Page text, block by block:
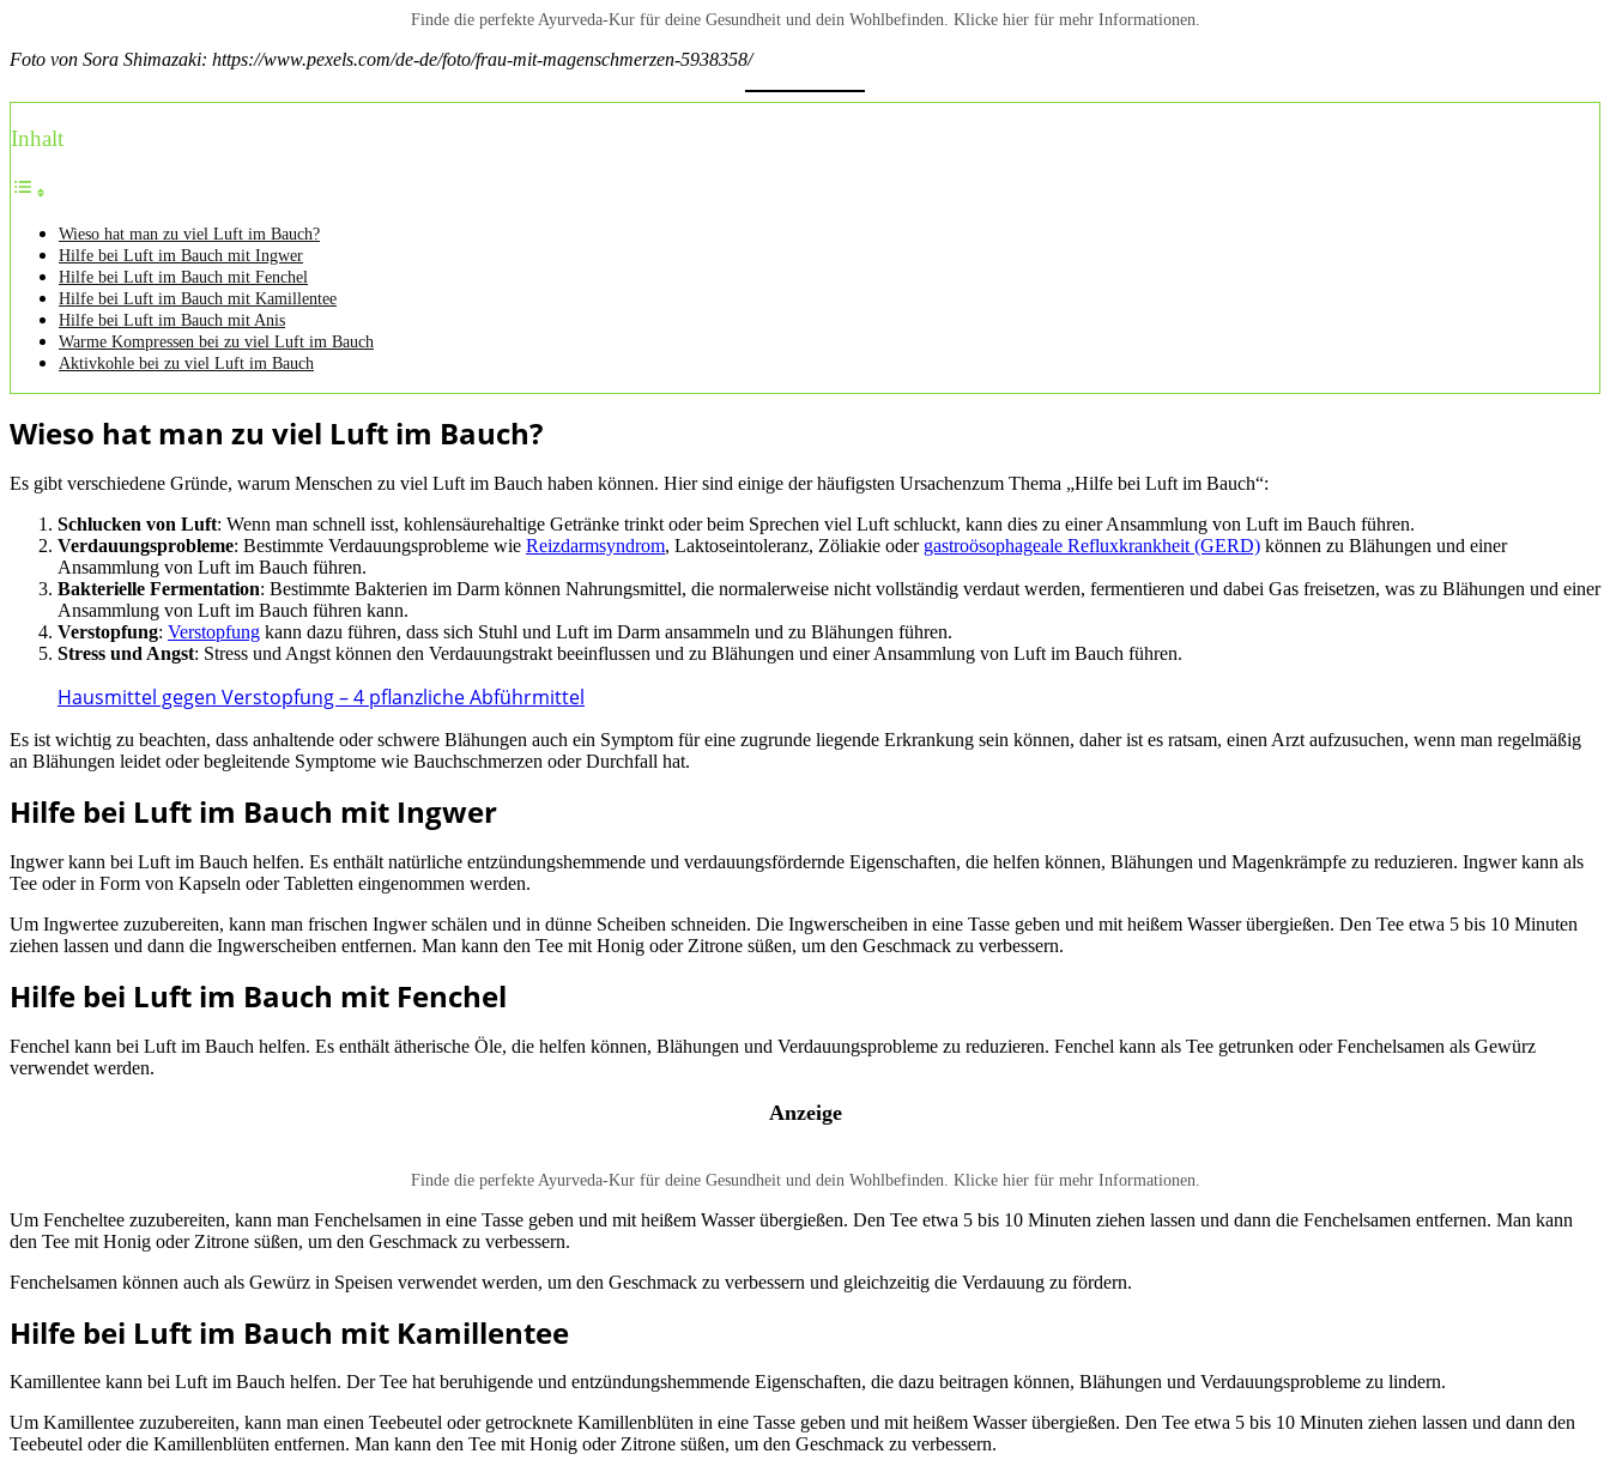
Finde die perfekte Ayurveda-Kur für deine Gesundheit und dein Wohlbefinden. Klicke hier für mehr Informationen.
Foto von Sora Shimazaki: https://www.pexels.com/de-de/foto/frau-mit-magenschmerzen-5938358/
Inhalt
Wieso hat man zu viel Luft im Bauch?
Hilfe bei Luft im Bauch mit Ingwer
Hilfe bei Luft im Bauch mit Fenchel
Hilfe bei Luft im Bauch mit Kamillentee
Hilfe bei Luft im Bauch mit Anis
Warme Kompressen bei zu viel Luft im Bauch
Aktivkohle bei zu viel Luft im Bauch
Wieso hat man zu viel Luft im Bauch?
Es gibt verschiedene Gründe, warum Menschen zu viel Luft im Bauch haben können. Hier sind einige der häufigsten Ursachenzum Thema „Hilfe bei Luft im Bauch“:
Schlucken von Luft: Wenn man schnell isst, kohlensäurehaltige Getränke trinkt oder beim Sprechen viel Luft schluckt, kann dies zu einer Ansammlung von Luft im Bauch führen.
Verdauungsprobleme: Bestimmte Verdauungsprobleme wie Reizdarmsyndrom, Laktoseintoleranz, Zöliakie oder gastroösophageale Refluxkrankheit (GERD) können zu Blähungen und einer
Ansammlung von Luft im Bauch führen.
Bakterielle Fermentation: Bestimmte Bakterien im Darm können Nahrungsmittel, die normalerweise nicht vollständig verdaut werden, fermentieren und dabei Gas freisetzen, was zu Blähungen und einer
Ansammlung von Luft im Bauch führen kann.
Verstopfung: Verstopfung kann dazu führen, dass sich Stuhl und Luft im Darm ansammeln und zu Blähungen führen.
Stress und Angst: Stress und Angst können den Verdauungstrakt beeinflussen und zu Blähungen und einer Ansammlung von Luft im Bauch führen.
Hausmittel gegen Verstopfung – 4 pflanzliche Abführmittel
Es ist wichtig zu beachten, dass anhaltende oder schwere Blähungen auch ein Symptom für eine zugrunde liegende Erkrankung sein können, daher ist es ratsam, einen Arzt aufzusuchen, wenn man regelmäßig
an Blähungen leidet oder begleitende Symptome wie Bauchschmerzen oder Durchfall hat.
Hilfe bei Luft im Bauch mit Ingwer
Ingwer kann bei Luft im Bauch helfen. Es enthält natürliche entzündungshemmende und verdauungsfördernde Eigenschaften, die helfen können, Blähungen und Magenkrämpfe zu reduzieren. Ingwer kann als
Tee oder in Form von Kapseln oder Tabletten eingenommen werden.
Um Ingwertee zuzubereiten, kann man frischen Ingwer schälen und in dünne Scheiben schneiden. Die Ingwerscheiben in eine Tasse geben und mit heißem Wasser übergießen. Den Tee etwa 5 bis 10 Minuten
ziehen lassen und dann die Ingwerscheiben entfernen. Man kann den Tee mit Honig oder Zitrone süßen, um den Geschmack zu verbessern.
Hilfe bei Luft im Bauch mit Fenchel
Fenchel kann bei Luft im Bauch helfen. Es enthält ätherische Öle, die helfen können, Blähungen und Verdauungsprobleme zu reduzieren. Fenchel kann als Tee getrunken oder Fenchelsamen als Gewürz
verwendet werden.
Anzeige
Finde die perfekte Ayurveda-Kur für deine Gesundheit und dein Wohlbefinden. Klicke hier für mehr Informationen.
Um Fencheltee zuzubereiten, kann man Fenchelsamen in eine Tasse geben und mit heißem Wasser übergießen. Den Tee etwa 5 bis 10 Minuten ziehen lassen und dann die Fenchelsamen entfernen. Man kann
den Tee mit Honig oder Zitrone süßen, um den Geschmack zu verbessern.
Fenchelsamen können auch als Gewürz in Speisen verwendet werden, um den Geschmack zu verbessern und gleichzeitig die Verdauung zu fördern.
Hilfe bei Luft im Bauch mit Kamillentee
Kamillentee kann bei Luft im Bauch helfen. Der Tee hat beruhigende und entzündungshemmende Eigenschaften, die dazu beitragen können, Blähungen und Verdauungsprobleme zu lindern.
Um Kamillentee zuzubereiten, kann man einen Teebeutel oder getrocknete Kamillenblüten in eine Tasse geben und mit heißem Wasser übergießen. Den Tee etwa 5 bis 10 Minuten ziehen lassen und dann den
Teebeutel oder die Kamillenblüten entfernen. Man kann den Tee mit Honig oder Zitrone süßen, um den Geschmack zu verbessern.